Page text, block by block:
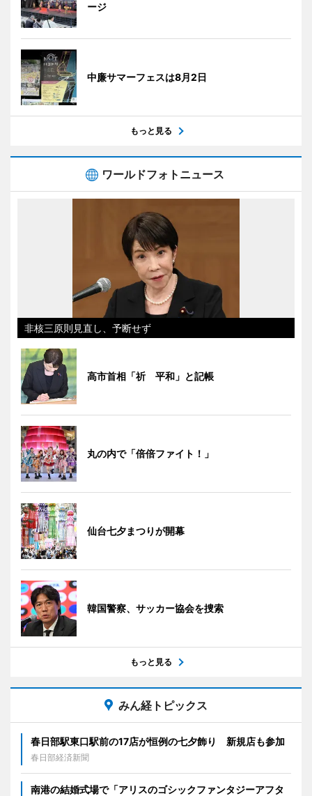
ージ
中廉サマーフェスは8月2日
もっと見る
ワールドフォトニュース
非核三原則見直し、予断せず
高市首相「祈 平和」と記帳
丸の内で「倍倍ファイト！」
仙台七夕まつりが開幕
韓国警察、サッカー協会を捜索
もっと見る
みん経トピックス
春日部駅東口駅前の17店が恒例の七夕飾り 新規店も参加
春日部経済新聞
南港の結婚式場で「アリスのゴシックファンタジーアフタ